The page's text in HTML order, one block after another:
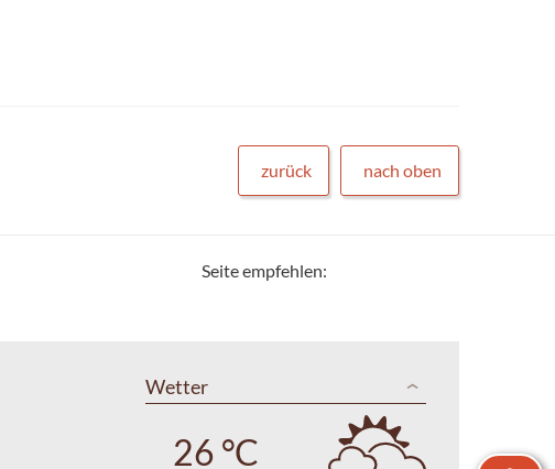
zurück nach oben
Seite empfehlen:
Wetter
26 °C